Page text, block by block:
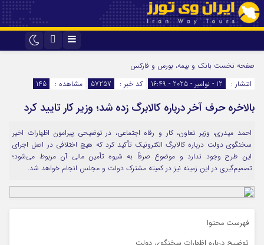
اینستاگرام
صفحه نخست بانک و بیمه، بورس و فارکس
انتشار :
12 - نوامبر - 2025 - 16:49 کد خبر : 57257 مشاهده : 145
بالاخره حرف آخر درباره کالابرگ زده شد؛ وزیر کار تایید کرد
احمد میدری، وزیر تعاون، کار و رفاه اجتماعی، در توضیحی پیرامون اظهارات اخیر
سخنگوی دولت درباره کالابرگ الکترونیک تأکید کرد که هیچ اختلافی در اصل اجرای
این طرح وجود ندارد و موضوع صرفاً به شیوه تأمین مالی آن مربوط می‌شود؛
تصمیم‌گیری در این زمینه نیز در کمیته مشترک دولت و مجلس انجام خواهد شد.
فهرست محتوا